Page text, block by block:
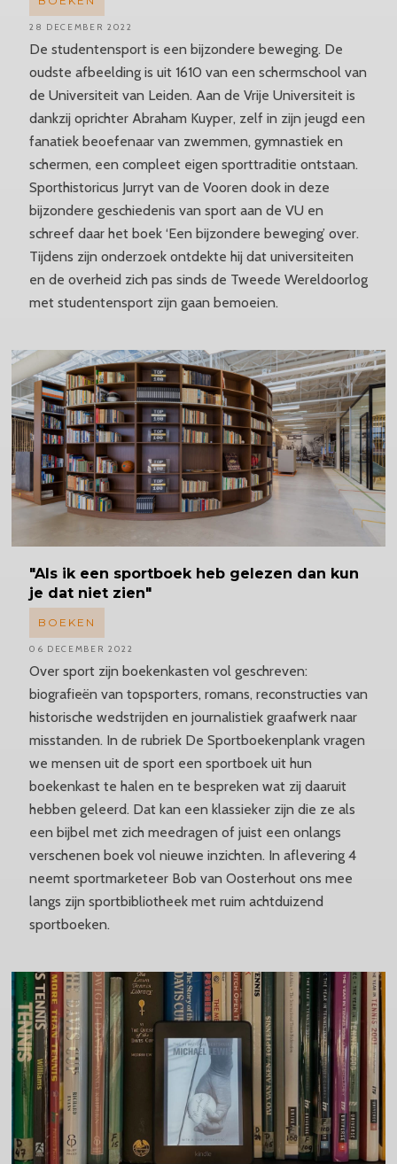
De studentensport is een bijzondere beweging. De
oudste afbeelding is uit 1610 van een schermschool van
de Universiteit van Leiden. Aan de Vrije Universiteit is
dankzij oprichter Abraham Kuyper, zelf in zijn jeugd een
fanatiek beoefenaar van zwemmen, gymnastiek en
schermen, een compleet eigen sporttraditie ontstaan.
Sporthistoricus Jurryt van de Vooren dook in deze
bijzondere geschiedenis van sport aan de VU en
schreef daar het boek ‘Een bijzondere beweging’ over.
Tijdens zijn onderzoek ontdekte hij dat universiteiten
en de overheid zich pas sinds de Tweede Wereldoorlog
met studentensport zijn gaan bemoeien.
28 DECEMBER 2022
"Als ik een sportboek heb gelezen dan kun
je dat niet zien"
Over sport zijn boekenkasten vol geschreven:
biografieën van topsporters, romans, reconstructies van
historische wedstrijden en journalistiek graafwerk naar
misstanden. In de rubriek De Sportboekenplank vragen
we mensen uit de sport een sportboek uit hun
boekenkast te halen en te bespreken wat zij daaruit
hebben geleerd. Dat kan een klassieker zijn die ze als
een bijbel met zich meedragen of juist een onlangs
verschenen boek vol nieuwe inzichten. In aflevering 4
neemt sportmarketeer Bob van Oosterhout ons mee
langs zijn sportbibliotheek met ruim achtduizend
sportboeken.
BOEKEN
06 DECEMBER 2022